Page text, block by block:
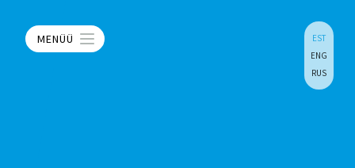
MENÜÜ
EST
ENG
RUS